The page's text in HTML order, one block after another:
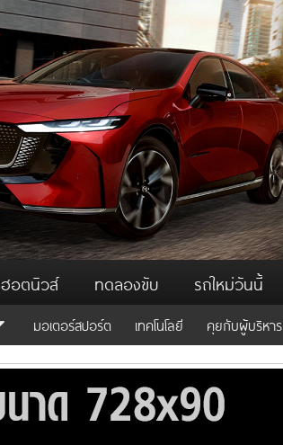
ฮอตนิวส์ ทดลองขับ รถใหม่วันนี้
มอเตอร์สปอร์ต เทคโนโลยี คุยกับผู้บริหาร